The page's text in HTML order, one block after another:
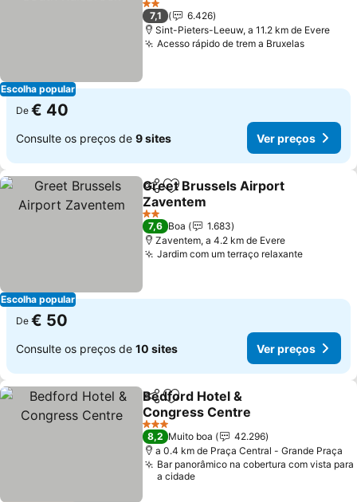
Escolha popular
2 Estrelas
7,1
6.426
Sint-Pieters-Leeuw, a 11.2 km de Evere
Acesso rápido de trem a Bruxelas
De € 40
Consulte os preços de 9 sites Ver preços
Escolha popular
PartilharAdicionar aos favoritos
Greet Brussels Airport
Zaventem
2 Estrelas
7,6 Boa
1.683
Zaventem, a 4.2 km de Evere
Jardim com um terraço relaxante
De € 50
Consulte os preços de 10 sites Ver preços
PartilharAdicionar aos favoritos
Bedford Hotel &
Congress Centre
3 Estrelas
8,2 Muito boa
42.296
a 0.4 km de Praça Central - Grande Praça
Bar panorâmico na cobertura com vista para
a cidade